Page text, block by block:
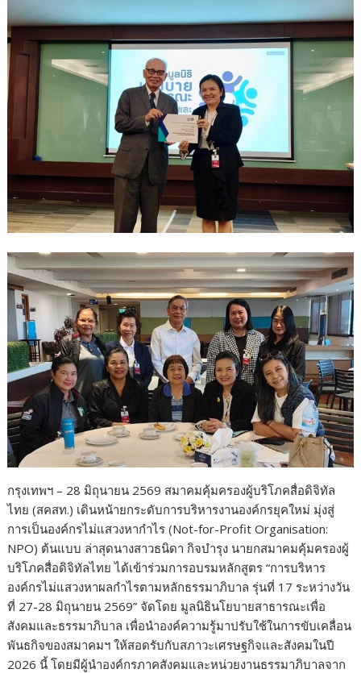
กรุงเทพฯ – 28 มิถุนายน 2569 สมาคมคุ้มครองผู้บริโภคสื่อดิจิทัล
ไทย (สคสท.) เดินหน้ายกระดับการบริหารงานองค์กรยุคใหม่ มุ่งสู่
การเป็นองค์กรไม่แสวงหากำไร (Not-for-Profit Organisation:
NPO) ต้นแบบ ล่าสุดนางสาวธนิดา กิจบำรุง นายกสมาคมคุ้มครองผู้
บริโภคสื่อดิจิทัลไทย ได้เข้าร่วมการอบรมหลักสูตร “การบริหาร
องค์กรไม่แสวงหาผลกำไรตามหลักธรรมาภิบาล รุ่นที่ 17 ระหว่างวัน
ที่ 27-28 มิถุนายน 2569” จัดโดย มูลนิธินโยบายสาธารณะเพื่อ
สังคมและธรรมาภิบาล เพื่อนำองค์ความรู้มาปรับใช้ในการขับเคลื่อน
พันธกิจของสมาคมฯ ให้สอดรับกับสภาวะเศรษฐกิจและสังคมในปี
2026 นี้ โดยมีผู้นำองค์กรภาคสังคมและหน่วยงานธรรมาภิบาลจาก